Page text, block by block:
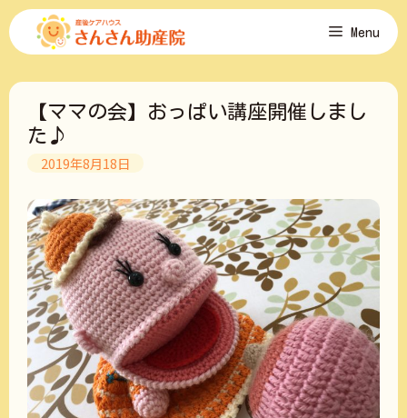
コ
ン
ツ
Menu
【ママの会】おっぱい講座開催しまし
た♪
2019年8月18日